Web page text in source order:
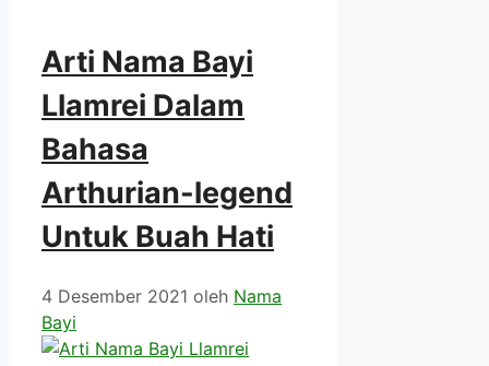
Arti Nama Bayi
Llamrei Dalam
Bahasa
Arthurian-legend
Untuk Buah Hati
4 Desember 2021 oleh Nama
Bayi